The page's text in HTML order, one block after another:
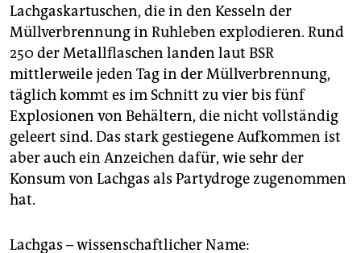
unterstützen
abo
genossenschaft
epaper login
Lachgaskartuschen, die in den Kesseln der
Müllverbrennung in Ruhleben explodieren. Rund
250 der Metallflaschen landen laut BSR
mittlerweile jeden Tag in der Müllverbrennung,
täglich kommt es im Schnitt zu vier bis fünf
Explosionen von Behältern, die nicht vollständig
geleert sind. Das stark gestiegene Aufkommen ist
aber auch ein Anzeichen dafür, wie sehr der
Konsum von Lachgas als Partydroge zugenommen
hat.
Lachgas – wissenschaftlicher Name: